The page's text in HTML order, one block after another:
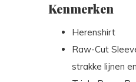
Kenmerken
Herenshirt
Raw-Cut
strakke lijnen